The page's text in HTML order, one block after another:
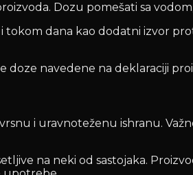
Dozu pomešati sa
tokom dana kao dodatni izvor
navedene na deklaraciji
i uravnoteženu ishranu.
na neki od sastojaka.